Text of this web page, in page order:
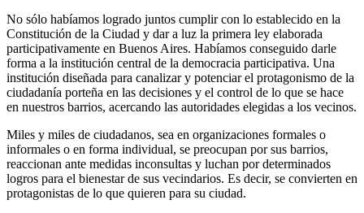
No sólo habíamos logrado juntos cumplir con lo establecido en la
Constitución de la Ciudad y dar a luz la primera ley elaborada
participativamente en Buenos Aires. Habíamos conseguido darle
forma a la institución central de la democracia participativa. Una
institución diseñada para canalizar y potenciar el protagonismo de la
ciudadanía porteña en las decisiones y el control de lo que se hace
en nuestros barrios, acercando las autoridades elegidas a los vecinos.
Miles y miles de ciudadanos, sea en organizaciones formales o
informales o en forma individual, se preocupan por sus barrios,
reaccionan ante medidas inconsultas y luchan por determinados
logros para el bienestar de sus vecindarios. Es decir, se convierten en
protagonistas de lo que quieren para su ciudad.